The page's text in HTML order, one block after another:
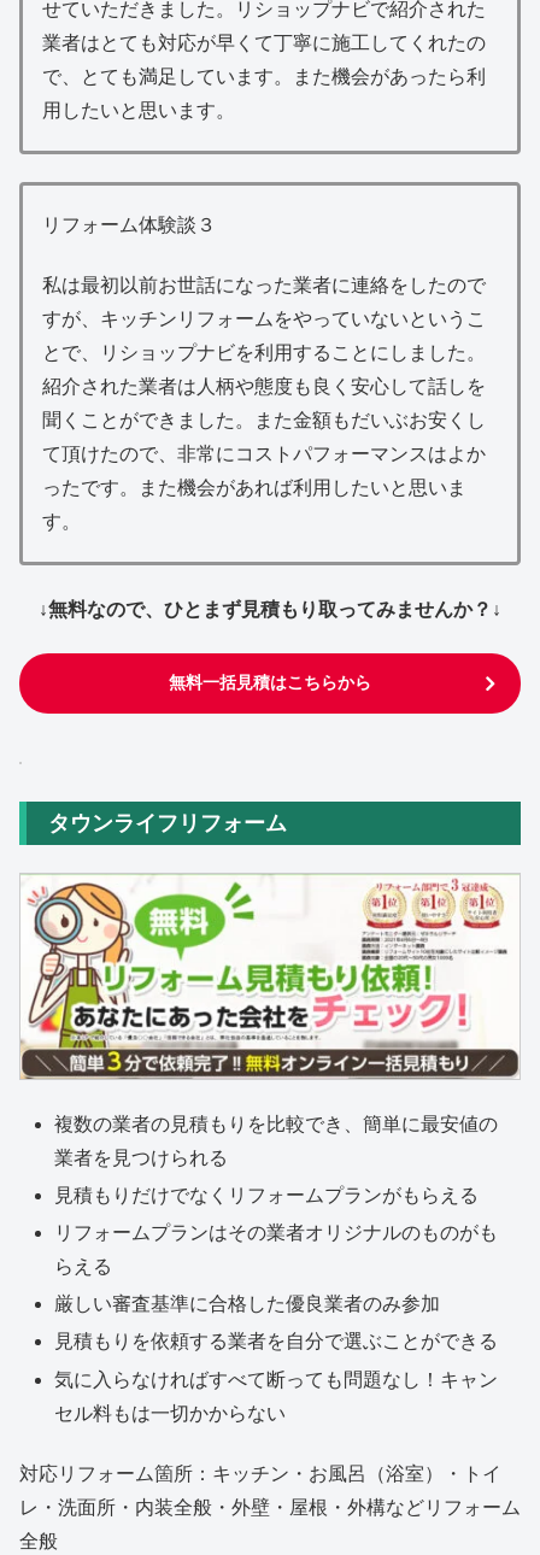
せていただきました。リショップナビで紹介された
業者はとても対応が早くて丁寧に施工してくれたの
で、とても満足しています。また機会があったら利
用したいと思います。
リフォーム体験談３
私は最初以前お世話になった業者に連絡をしたので
すが、キッチンリフォームをやっていないというこ
とで、リショップナビを利用することにしました。
紹介された業者は人柄や態度も良く安心して話しを
聞くことができました。また金額もだいぶお安くし
て頂けたので、非常にコストパフォーマンスはよか
ったです。また機会があれば利用したいと思いま
す。
↓無料なので、ひとまず見積もり取ってみませんか？↓
無料一括見積はこちらから
タウンライフリフォーム
複数の業者の見積もりを比較でき、簡単に最安値の
業者を見つけられる
見積もりだけでなくリフォームプランがもらえる
リフォームプランはその業者オリジナルのものがも
らえる
厳しい審査基準に合格した優良業者のみ参加
見積もりを依頼する業者を自分で選ぶことができる
気に入らなければすべて断っても問題なし！キャン
セル料もは一切かからない
対応リフォーム箇所：キッチン・お風呂（浴室）・トイ
レ・洗面所・内装全般・外壁・屋根・外構などリフォーム
全般